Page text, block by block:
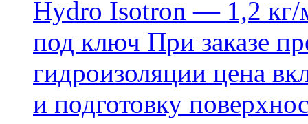
Hydro Isotron — 1,2 кг/
под ключ При заказе
гидроизоляции цена
и подготовку